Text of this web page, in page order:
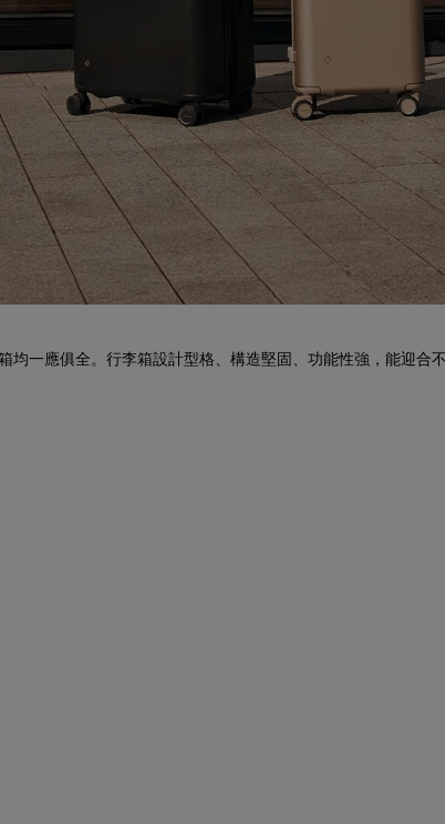
一應俱全。行李箱設計型格、構造堅固、功能性強，能迎合